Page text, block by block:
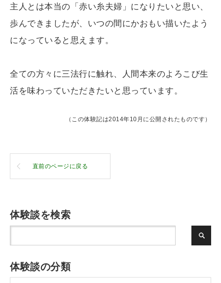
主人とは本当の「赤い糸夫婦」になりたいと思い、
歩んできましたが、いつの間にかおもい描いたよう
になっていると思えます。
全ての方々に三法行に触れ、人間本来のよろこび生
活を味わっていただきたいと思っています。
（この体験記は2014年10月に公開されたものです）
直前のページに戻る
体験談を検索
体験談の分類